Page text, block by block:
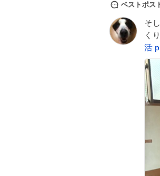
ベストポス
そ
く
活